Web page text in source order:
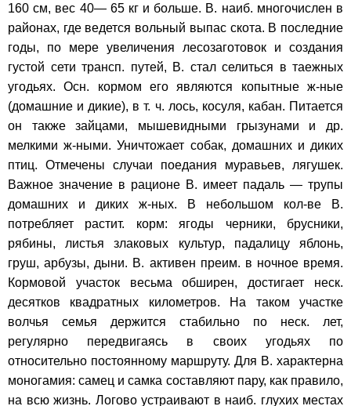
160 см, вес 40— 65 кг и больше. В. наиб. многочислен в
районах, где ведется вольный выпас скота. В последние
годы, по мере увеличения лесозаготовок и создания
густой сети трансп. путей, В. стал селиться в таежных
угодьях. Осн. кормом его являются копытные ж-ные
(домашние и дикие), в т. ч. лось, косуля, кабан. Питается
он также зайцами, мышевидными грызунами и др.
мелкими ж-ными. Уничтожает собак, домашних и диких
птиц. Отмечены случаи поедания муравьев, лягушек.
Важное значение в рационе В. имеет падаль — трупы
домашних и диких ж-ных. В небольшом кол-ве В.
потребляет растит. корм: ягоды черники, брусники,
рябины, листья злаковых культур, падалицу яблонь,
груш, арбузы, дыни. В. активен преим. в ночное время.
Кормовой участок весьма обширен, достигает неск.
десятков квадратных километров. На таком участке
волчья семья держится стабильно по неск. лет,
регулярно передвигаясь в своих угодьях по
относительно постоянному маршруту. Для В. характерна
моногамия: самец и самка составляют пару, как правило,
на всю жизнь. Логово устраивают в наиб. глухих местах